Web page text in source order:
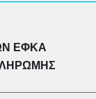
ΕΦΚΑ